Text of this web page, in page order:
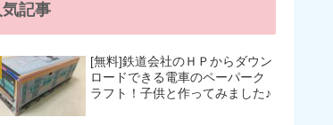
気記事
[無料]鉄道会社のＨＰからダウン
ロードできる電車のペーパーク
ラフト！子供と作ってみました♪